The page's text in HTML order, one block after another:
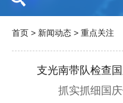
首页 > 新闻动态 > 重点关注
支光南带队检查
抓实抓细国